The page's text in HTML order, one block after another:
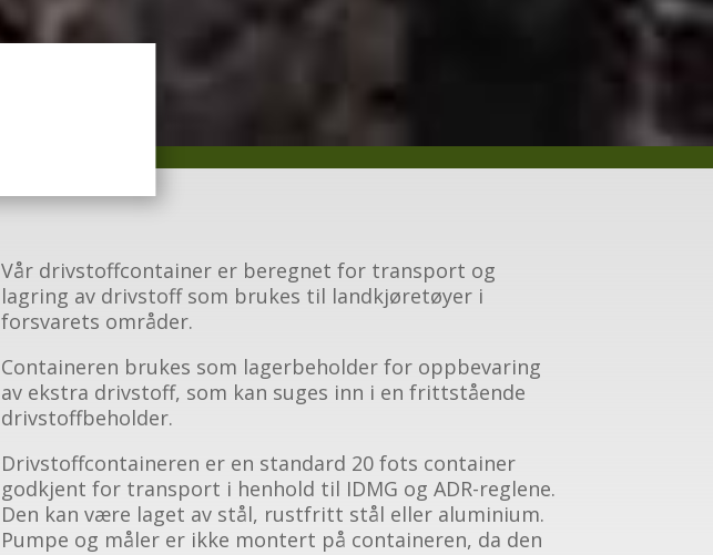
Vår drivstoffcontainer er beregnet for transport og
lagring av drivstoff som brukes til landkjøretøyer i
forsvarets områder.
Containeren brukes som lagerbeholder for oppbevaring
av ekstra drivstoff, som kan suges inn i en frittstående
drivstoffbeholder.
Drivstoffcontaineren er en standard 20 fots container
godkjent for transport i henhold til IDMG og ADR-reglene.
Den kan være laget av stål, rustfritt stål eller aluminium.
Pumpe og måler er ikke montert på containeren, da den